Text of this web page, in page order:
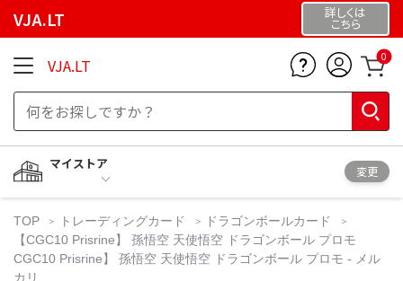
VJA.LT 詳しくは
こちら
VJA.LT 0
マイストア
変更
TOP トレーディングカード
ドラゴンボールカード
【CGC10 Prisrine】 孫悟空 天使悟空 ドラゴンボール プロモ
CGC10 Prisrine】 孫悟空 天使悟空 ドラゴンボール プロモ - メル
カリ